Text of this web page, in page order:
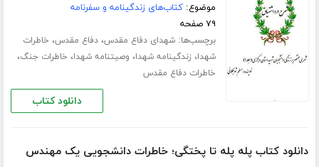
موضوع:کتاب‌های زندگینامه و سفرنامه
۷۹ صفحه
برچسب‌ها:شهدای دفاع مقدس،دفاع مقدس، خاطرات
شهدا، زندگینامه شهدا، وصیتنامه شهدا، خاطرات جنگ،
خاطرات دفاع مقدس
دانلود کتاب
دانلود کتاب پله پله تا پختگی؛ خاطرات دانشجویی یک مهندس